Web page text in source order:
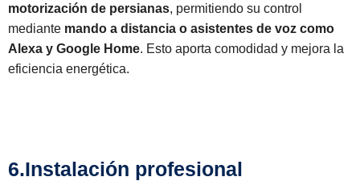
motorización de persianas, permitiendo su control
mediante mando a distancia o asistentes de voz como
Alexa y Google Home. Esto aporta comodidad y mejora la
eficiencia energética.
6.Instalación profesional